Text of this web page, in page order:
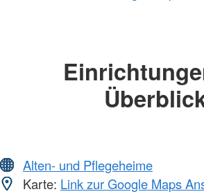
Alten- und Pflegeheime
Karte: Link zur Google Maps